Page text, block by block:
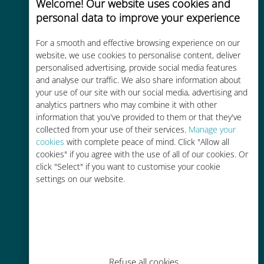
Welcome! Our website uses cookies and
personal data to improve your experience
For a smooth and effective browsing experience on our
website, we use cookies to personalise content, deliver
personalised advertising, provide social media features
and analyse our traffic. We also share information about
your use of our site with our social media, advertising and
analytics partners who may combine it with other
information that you've provided to them or that they've
collected from your use of their services. Manage your
cookies with complete peace of mind. Click "Allow all
cookies" if you agree with the use of all of our cookies. Or
click "Select" if you want to customise your cookie
settings on our website.
Refuse all cookies
Uygun maliyetli
Mevcut operatörünüzle dolaşım
ücretlerinden %90'a kadar daha
ucuz
Kolay doldurma
Ubigi uygulaması aracılığıyla her